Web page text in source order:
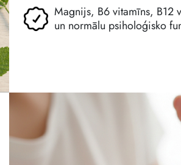
Magnijs, B6 vitamīns, B12
un normālu psiholoģisko